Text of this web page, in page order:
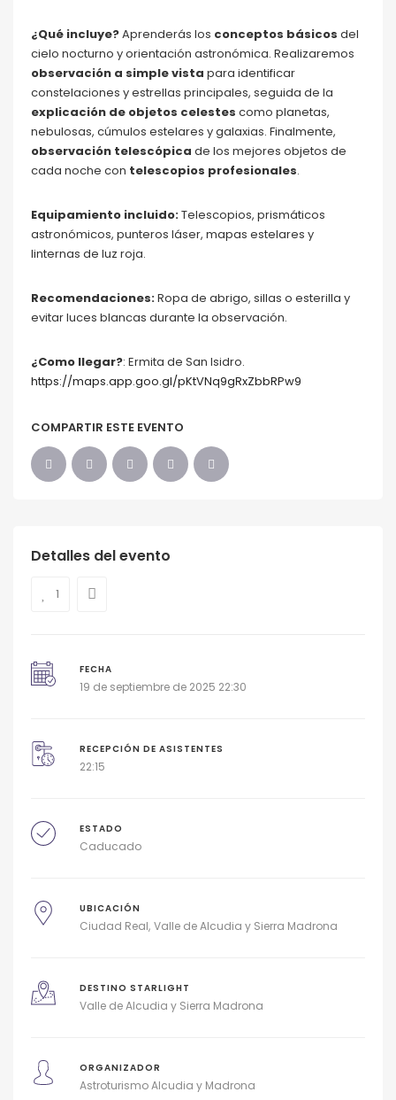
¿Qué incluye?Aprenderás los conceptos básicos del
cielo nocturno y orientación astronómica. Realizaremos
observación a simple vista para identificar
constelaciones y estrellas principales, seguida de la
explicación de objetos celestes como planetas,
nebulosas, cúmulos estelares y galaxias. Finalmente,
observación telescópica de los mejores objetos de
cada noche con telescopios profesionales.
Equipamiento incluido:Telescopios, prismáticos
astronómicos, punteros láser, mapas estelares y
linternas de luz roja.
Recomendaciones:Ropa de abrigo, sillas o esterilla y
evitar luces blancas durante la observación.
¿Como llegar?: Ermita de San Isidro.
https://maps.app.goo.gl/pKtVNq9gRxZbbRPw9
COMPARTIR ESTE EVENTO
Detalles del evento
1
FECHA
19 de septiembre de 2025 22:30
RECEPCIÓN DE ASISTENTES
22:15
ESTADO
Caducado
UBICACIÓN
Ciudad Real Valle de Alcudia y Sierra Madrona
DESTINO STARLIGHT
Valle de Alcudia y Sierra Madrona
ORGANIZADOR
Astroturismo Alcudia y Madrona